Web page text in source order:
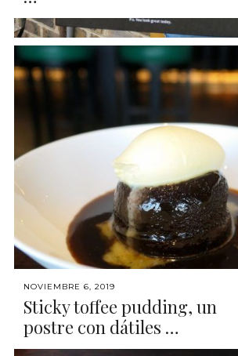
NOVIEMBRE 6, 2019
Sticky toffee pudding, un
postre con dátiles …